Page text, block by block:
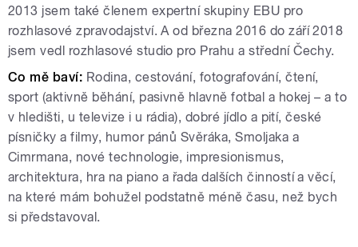
2013 jsem také členem expertní skupiny EBU pro
rozhlasové zpravodajství. A od března 2016 do září 2018
jsem vedl rozhlasové studio pro Prahu a střední Čechy.
Co mě baví: Rodina, cestování, fotografování, čtení,
sport (aktivně běhání, pasivně hlavně fotbal a hokej – a to
v hledišti, u televize i u rádia), dobré jídlo a pití, české
písničky a filmy, humor pánů Svěráka, Smoljaka a
Cimrmana, nové technologie, impresionismus,
architektura, hra na piano a řada dalších činností a věcí,
na které mám bohužel podstatně méně času, než bych
si představoval.